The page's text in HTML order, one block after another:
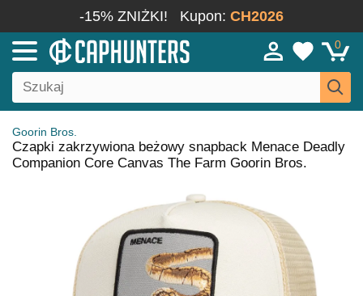
-15% ZNIŻKI! Kupon: CH2026
0
Goorin Bros.
Czapki zakrzywiona beżowy snapback Menace Deadly
Companion Core Canvas The Farm Goorin Bros.